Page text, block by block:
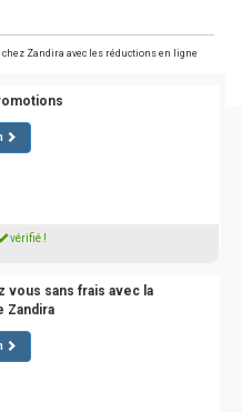
chez Zandira avec les réductions en ligne
vérifié !
vous sans frais avec la
Zandira